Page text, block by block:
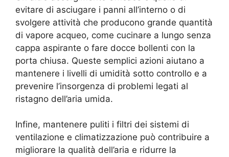
evitare di asciugare i panni all’interno o di
svolgere attività che producono grande quantità
di vapore acqueo, come cucinare a lungo senza
cappa aspirante o fare docce bollenti con la
porta chiusa. Queste semplici azioni aiutano a
mantenere i livelli di umidità sotto controllo e a
prevenire l’insorgenza di problemi legati al
ristagno dell’aria umida.
Infine, mantenere puliti i filtri dei sistemi di
ventilazione e climatizzazione può contribuire a
migliorare la qualità dell’aria e ridurre la